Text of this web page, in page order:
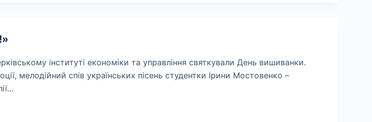
інституті економіки та управління святкували День вишиванки.
мелодійний спів українських пісень студентки Ірини Мостовенко –